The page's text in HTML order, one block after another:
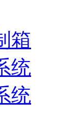
箱
统
统